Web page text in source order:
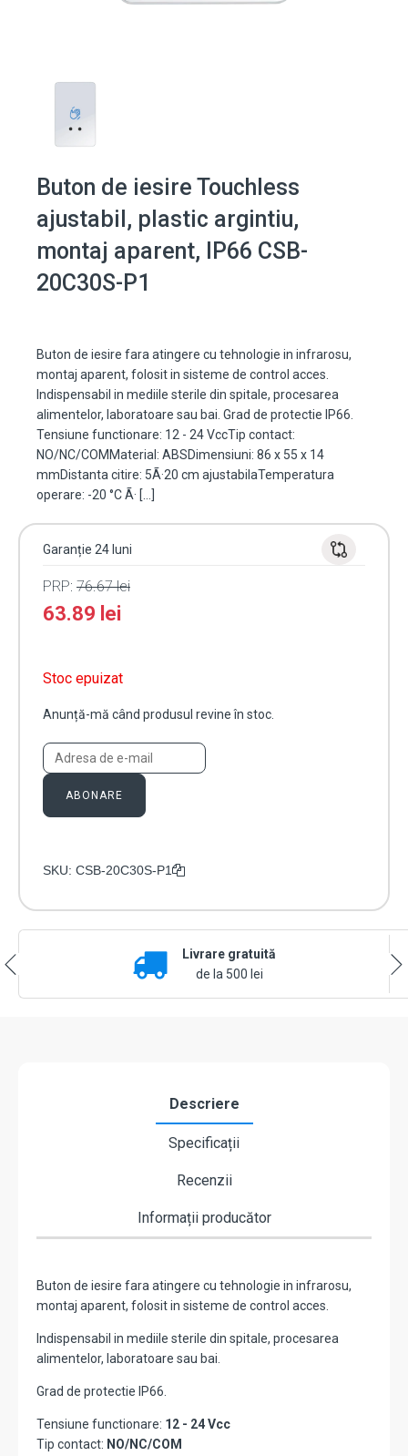
Buton de iesire Touchless
ajustabil, plastic argintiu,
montaj aparent, IP66 CSB-
20C30S-P1
Buton de iesire fara atingere cu tehnologie in infrarosu,
montaj aparent, folosit in sisteme de control acces.
Indispensabil in mediile sterile din spitale, procesarea
alimentelor, laboratoare sau bai. Grad de protectie IP66.
Tensiune functionare: 12 - 24 VccTip contact:
NO/NC/COMMaterial: ABSDimensiuni: 86 x 55 x 14
mmDistanta citire: 5Ã·20 cm ajustabilaTemperatura
operare: -20 °C Ã· […]
Garanție 24 luni
PRP: 76.67lei
63.89 lei
Stoc epuizat
Anunță-mă când produsul revine în stoc.
ABONARE
SKU: CSB-20C30S-P1
Livrare gratuită
de la 500 lei
Descriere
Specificații
Recenzii
Informații producător
Buton de iesire fara atingere cu tehnologie in infrarosu,
montaj aparent, folosit in sisteme de control acces.
Indispensabil in mediile sterile din spitale, procesarea
alimentelor, laboratoare sau bai.
Grad de protectie IP66.
Tensiune functionare: 12 - 24 Vcc
Tip contact: NO/NC/COM